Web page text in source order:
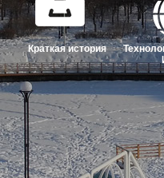
Краткая история